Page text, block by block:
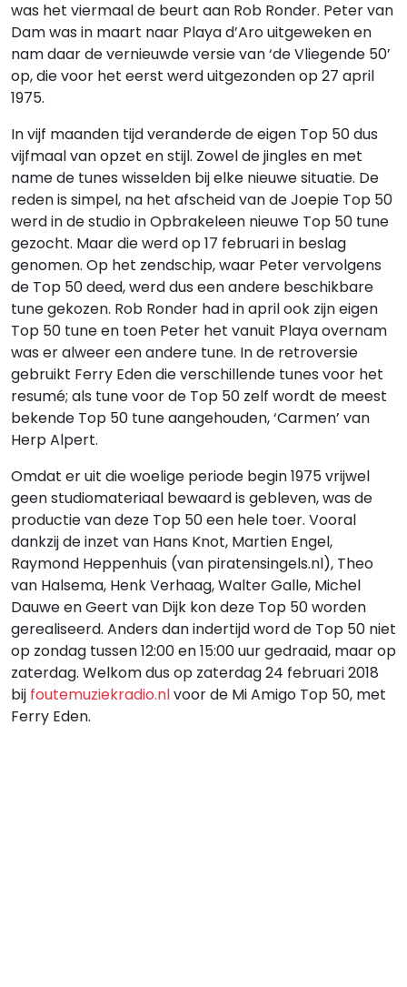
was het viermaal de beurt aan Rob Ronder. Peter van
Dam was in maart naar Playa d’Aro uitgeweken en
nam daar de vernieuwde versie van ‘de Vliegende 50’
op, die voor het eerst werd uitgezonden op 27 april
1975.
In vijf maanden tijd veranderde de eigen Top 50 dus
vijfmaal van opzet en stijl. Zowel de jingles en met
name de tunes wisselden bij elke nieuwe situatie. De
reden is simpel, na het afscheid van de Joepie Top 50
werd in de studio in Opbrakeleen nieuwe Top 50 tune
gezocht. Maar die werd op 17 februari in beslag
genomen. Op het zendschip, waar Peter vervolgens
de Top 50 deed, werd dus een andere beschikbare
tune gekozen. Rob Ronder had in april ook zijn eigen
Top 50 tune en toen Peter het vanuit Playa overnam
was er alweer een andere tune. In de retroversie
gebruikt Ferry Eden die verschillende tunes voor het
resumé; als tune voor de Top 50 zelf wordt de meest
bekende Top 50 tune aangehouden, ‘Carmen’ van
Herp Alpert.
Omdat er uit die woelige periode begin 1975 vrijwel
geen studiomateriaal bewaard is gebleven, was de
productie van deze Top 50 een hele toer. Vooral
dankzij de inzet van Hans Knot, Martien Engel,
Raymond Heppenhuis (van piratensingels.nl), Theo
van Halsema, Henk Verhaag, Walter Galle, Michel
Dauwe en Geert van Dijk kon deze Top 50 worden
gerealiseerd. Anders dan indertijd word de Top 50 niet
op zondag tussen 12:00 en 15:00 uur gedraaid, maar op
zaterdag. Welkom dus op zaterdag 24 februari 2018
bij foutemuziekradio.nlvoor de Mi Amigo Top 50, met
Ferry Eden.